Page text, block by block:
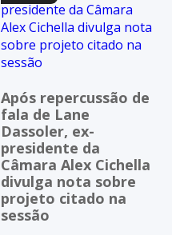
Após repercussão de
fala de Lane
Dassoler, ex-
presidente da
Câmara Alex Cichella
divulga nota sobre
projeto citado na
sessão